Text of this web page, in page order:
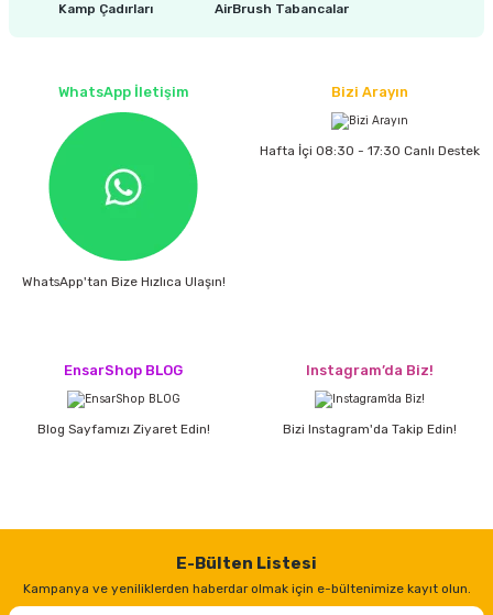
Kamp Çadırları AirBrush Tabancalar
WhatsApp İletişim
WhatsApp'tan Bize Hızlıca Ulaşın!
Bizi Arayın
Hafta İçi 08:30 - 17:30 Canlı Destek
EnsarShop BLOG
Blog Sayfamızı Ziyaret Edin!
Instagram’da Biz!
Bizi Instagram'da Takip Edin!
E-Bülten Listesi
Kampanya ve yeniliklerden haberdar olmak için e-bültenimize kayıt olun.